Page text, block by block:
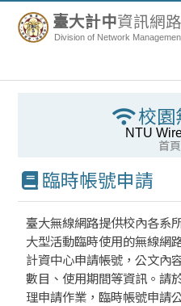
臺大計中資訊網
Division of Network
校園
NTU
首頁
臨時帳號申請
臺大無線網路提供校內各系
大型活動臨時使用的無線網
計資中心申請帳號，公文內
數目、使用期間等資訊。請
理申請作業，臨時帳號申請